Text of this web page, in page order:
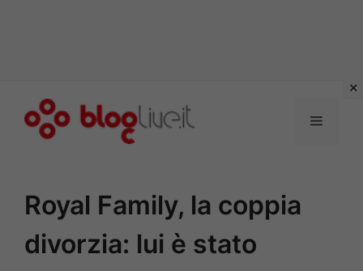
Menu
Royal Family, la coppia
divorzia: lui è stato